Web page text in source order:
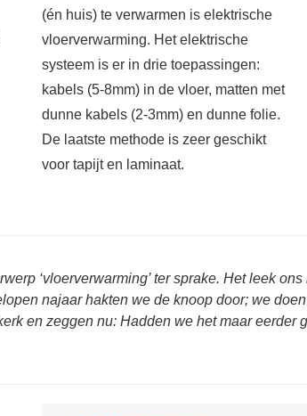
(én huis) te verwarmen is elektrische
vloerverwarming. Het elektrische
systeem is er in drie toepassingen:
kabels (5-8mm) in de vloer, matten met
dunne kabels (2-3mm) en dunne folie.
De laatste methode is zeer geschikt
voor tapijt en laminaat.
‘vloerverwarming’ ter sprake. Het leek
najaar hakten we de knoop door; we
en zeggen nu: Hadden we het maar eerder